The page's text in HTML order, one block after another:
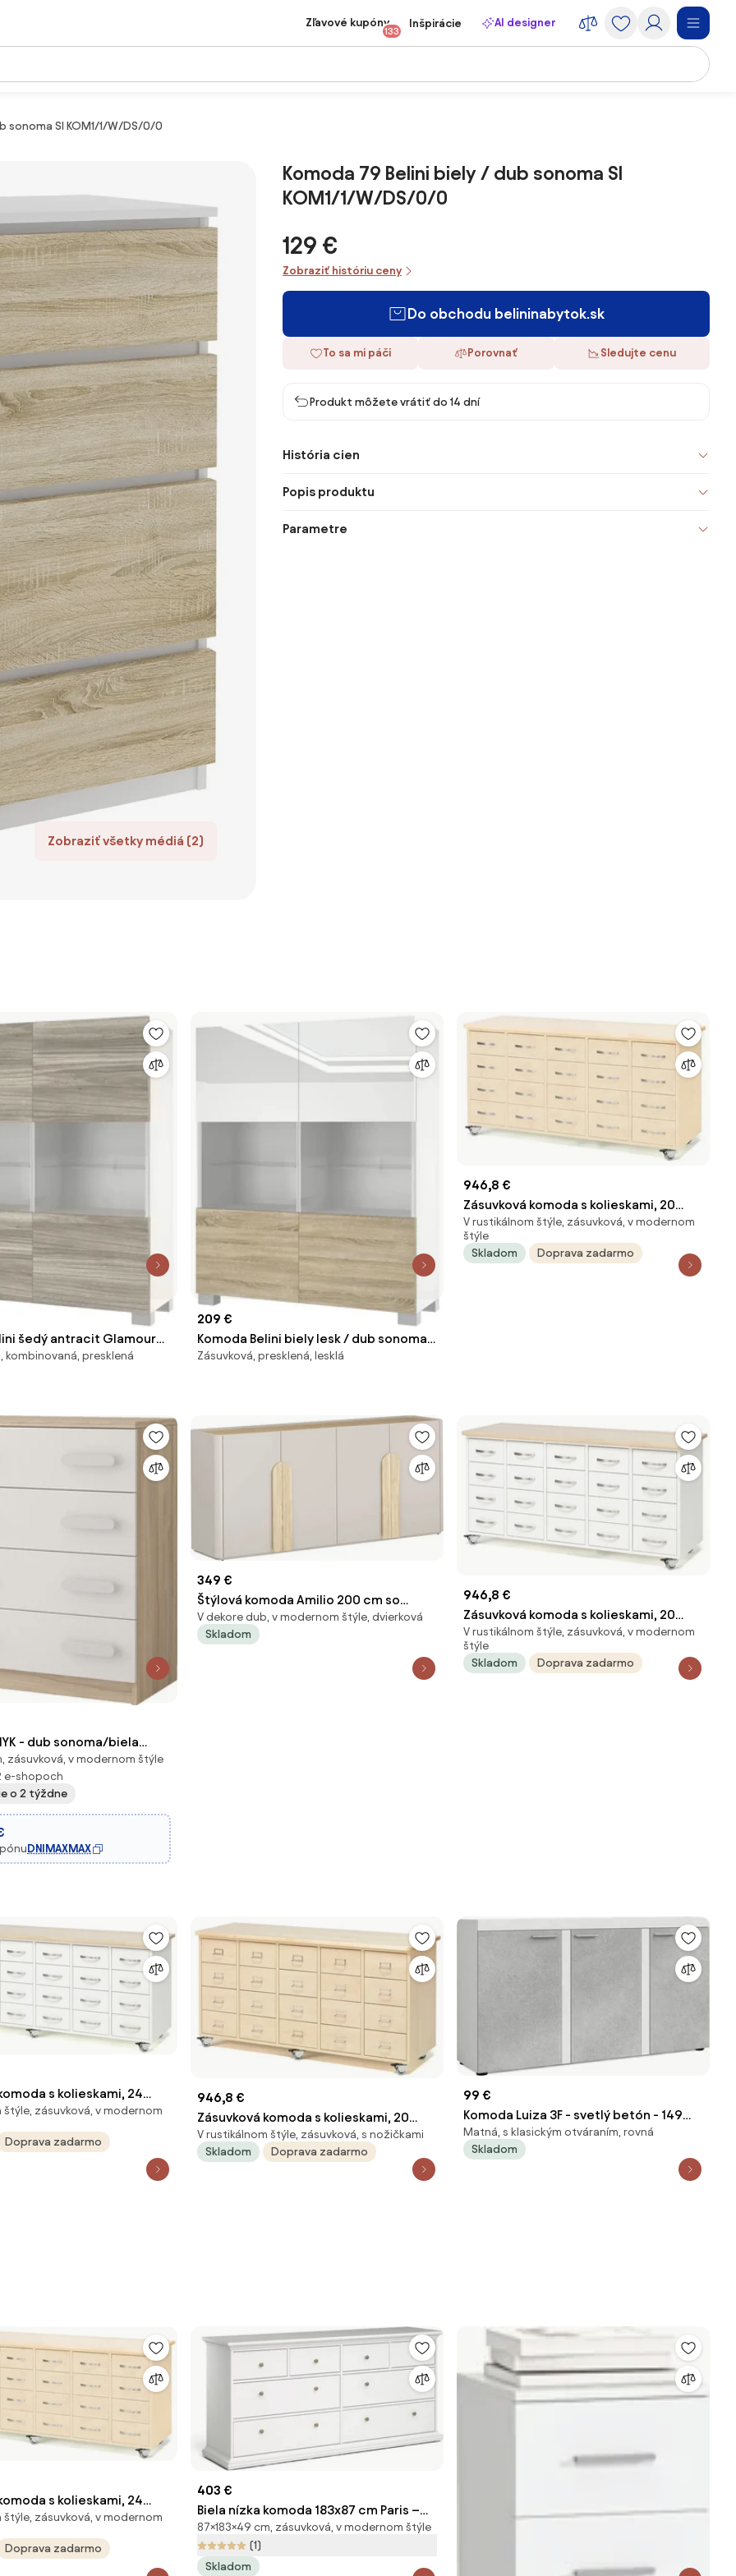
Zľavové kupóny
133
Inšpirácie AI designer
sonoma SI KOM1/1/W/DS/0/0
Zobraziť všetky médiá (2)
Komoda 79 Belini biely / dub sonoma SI
KOM1/1/W/DS/0/0
129 €
Zobraziť históriu ceny
Do obchodu belininabytok.sk
To sa mi páči Porovnať Sledujte cenu
Produkt môžete vrátiť do 14 dní
História cien
Popis produktu
Parametre
šedý antracit Glamour
Belini 8 IMP
kombinovaná, presklená
209 €
Komoda Belini biely lesk / dub sonoma
Belini 9 IMP KOM1/3/W/WDS/0/0
Zásuvková, presklená, lesklá
946,8 €
Zásuvková komoda s kolieskami, 20
zásuviek, s madlom, breza
V rustikálnom štýle, zásuvková, v modernom
štýle
Skladom
Doprava zadarmo
- dub sonoma/biela
zásuvková, v modernom štýle
e-shopoch
o 2 týždne
DNIMAXMAX
349 €
Štýlová komoda Amilio 200 cm so
štyrmi dverami - kasmír / olejovaný dub
/ úchyty svetlý dub - Výstavný predaj
V dekore dub, v modernom štýle, dvierková
Skladom
946,8 €
Zásuvková komoda s kolieskami, 20
zásuviek, s madlom, biela
V rustikálnom štýle, zásuvková, v modernom
štýle
Skladom
Doprava zadarmo
s kolieskami, 24
biela
štýle, zásuvková, v modernom
Doprava zadarmo
946,8 €
Zásuvková komoda s kolieskami, 20
zásuviek, madlo s držiakom na štítky,
breza
V rustikálnom štýle, zásuvková, s nožičkami
Skladom
Doprava zadarmo
99 €
Komoda Luiza 3F - svetlý betón - 149
cm
Matná, s klasickým otváraním, rovná
Skladom
s kolieskami, 24
breza
štýle, zásuvková, v modernom
Doprava zadarmo
403 €
Biela nízka komoda 183x87 cm Paris –
Tvilum
87×183×49 cm, zásuvková, v modernom štýle
(1)
Skladom